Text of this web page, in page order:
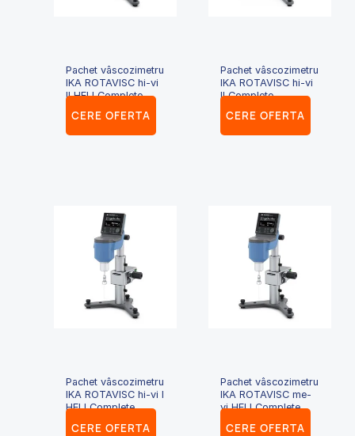
Pachet vâscozimetru
IKA ROTAVISC hi-vi
II HELI Complete
CERE OFERTA
Pachet vâscozimetru
IKA ROTAVISC hi-vi
II Complete
CERE OFERTA
Pachet vâscozimetru
IKA ROTAVISC hi-vi I
HELI Complete
CERE OFERTA
Pachet vâscozimetru
IKA ROTAVISC me-
vi HELI Complete
CERE OFERTA